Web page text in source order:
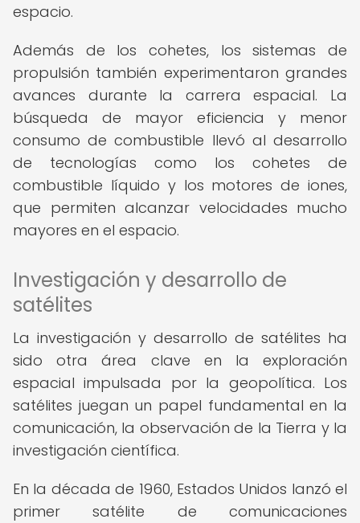
espacio.
Además de los cohetes, los sistemas de
propulsión también experimentaron grandes
avances durante la carrera espacial. La
búsqueda de mayor eficiencia y menor
consumo de combustible llevó al desarrollo
de tecnologías como los cohetes de
combustible líquido y los motores de iones,
que permiten alcanzar velocidades mucho
mayores en el espacio.
Investigación y desarrollo de
satélites
La investigación y desarrollo de satélites ha
sido otra área clave en la exploración
espacial impulsada por la geopolítica. Los
satélites juegan un papel fundamental en la
comunicación, la observación de la Tierra y la
investigación científica.
En la década de 1960, Estados Unidos lanzó el
primer satélite de comunicaciones